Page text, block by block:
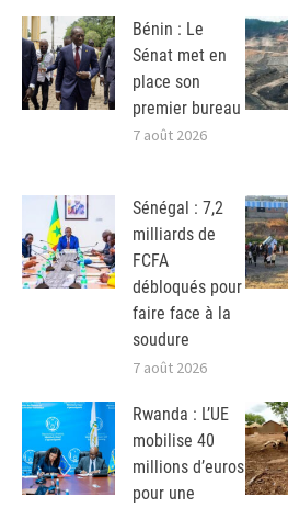
Bénin : Le
Sénat met en
place son
premier bureau
7 août 2026
Sénégal : 7,2
milliards de
FCFA
débloqués pour
faire face à la
soudure
7 août 2026
Rwanda : L’UE
mobilise 40
millions d’euros
pour une